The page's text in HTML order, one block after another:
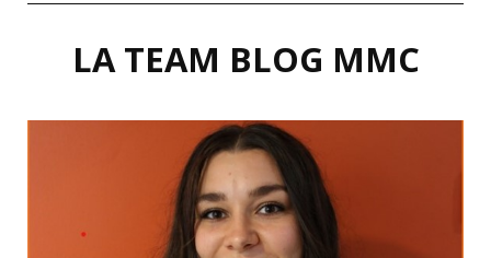
LA TEAM BLOG MMC
LinkedIn